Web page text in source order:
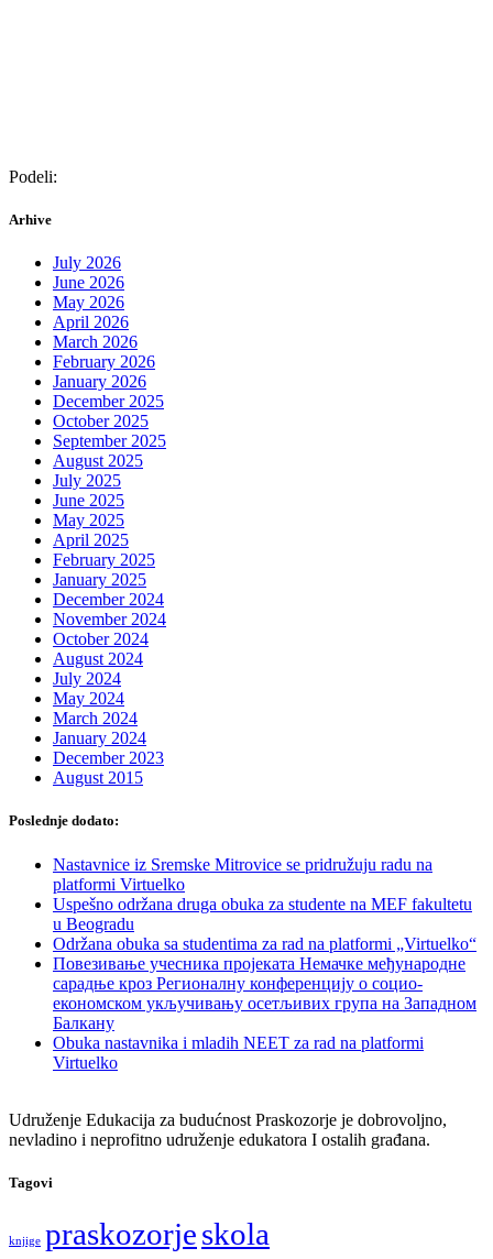
Podeli:
Arhive
July 2026
June 2026
May 2026
April 2026
March 2026
February 2026
January 2026
December 2025
October 2025
September 2025
August 2025
July 2025
June 2025
May 2025
April 2025
February 2025
January 2025
December 2024
November 2024
October 2024
August 2024
July 2024
May 2024
March 2024
January 2024
December 2023
August 2015
Poslednje dodato:
Nastavnice iz Sremske Mitrovice se pridružuju radu na
platformi Virtuelko
Uspešno održana druga obuka za studente na MEF fakultetu
u Beogradu
Održana obuka sa studentima za rad na platformi „Virtuelko“
Повезивање учесника пројеката Немачке међународне
сарадње кроз Регионалну конференцију о социо-
економском укључивању осетљивих група на Западном
Балкану
Obuka nastavnika i mladih NEET za rad na platformi
Virtuelko
Udruženje Edukacija za budućnost Praskozorje je dobrovoljno,
nevladino i neprofitno udruženje edukatora I ostalih građana.
Tagovi
knjige praskozorjeskola